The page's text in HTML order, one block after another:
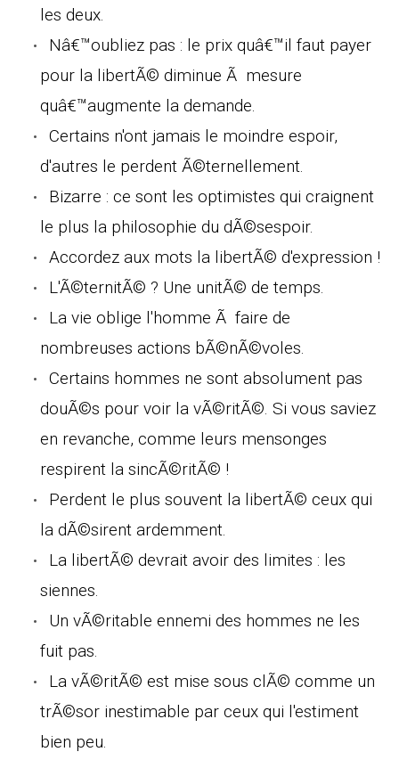
les deux.
Nâ€™oubliez pas : le prix quâ€™il faut payer
pour la libertÃ© diminue Ã mesure
quâ€™augmente la demande.
Certains n'ont jamais le moindre espoir,
d'autres le perdent Ã©ternellement.
Bizarre : ce sont les optimistes qui craignent
le plus la philosophie du dÃ©sespoir.
Accordez aux mots la libertÃ© d'expression !
L'Ã©ternitÃ© ? Une unitÃ© de temps.
La vie oblige l'homme Ã faire de
nombreuses actions bÃ©nÃ©voles.
Certains hommes ne sont absolument pas
douÃ©s pour voir la vÃ©ritÃ©. Si vous saviez
en revanche, comme leurs mensonges
respirent la sincÃ©ritÃ© !
Perdent le plus souvent la libertÃ© ceux qui
la dÃ©sirent ardemment.
La libertÃ© devrait avoir des limites : les
siennes.
Un vÃ©ritable ennemi des hommes ne les
fuit pas.
La vÃ©ritÃ© est mise sous clÃ© comme un
trÃ©sor inestimable par ceux qui l'estiment
bien peu.